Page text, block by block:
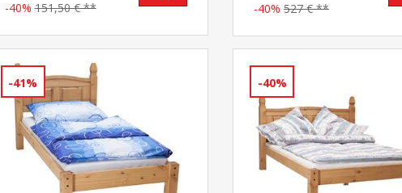
-40% 151,50 € **
-40% 527 € **
-41% -40%